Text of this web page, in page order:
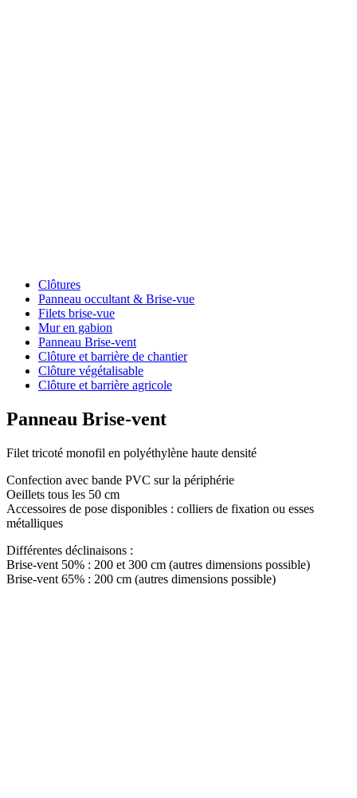
Clôtures
Panneau occultant & Brise-vue
Filets brise-vue
Mur en gabion
Panneau Brise-vent
Clôture et barrière de chantier
Clôture végétalisable
Clôture et barrière agricole
Panneau Brise-vent
Filet tricoté monofil en polyéthylène haute densité
Confection avec bande PVC sur la périphérie
Oeillets tous les 50 cm
Accessoires de pose disponibles : colliers de fixation ou esses
métalliques
Différentes déclinaisons :
Brise-vent 50% : 200 et 300 cm (autres dimensions possible)
Brise-vent 65% : 200 cm (autres dimensions possible)